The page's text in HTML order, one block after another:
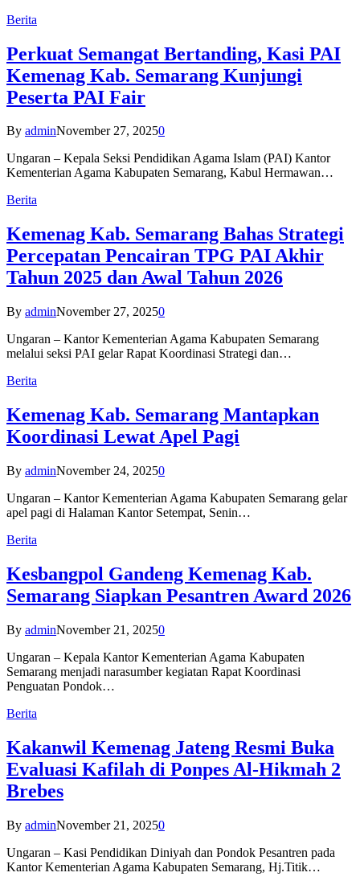
Berita
Perkuat Semangat Bertanding, Kasi PAI
Kemenag Kab. Semarang Kunjungi
Peserta PAI Fair
By adminNovember 27, 20250
Ungaran – Kepala Seksi Pendidikan Agama Islam (PAI) Kantor
Kementerian Agama Kabupaten Semarang, Kabul Hermawan…
Berita
Kemenag Kab. Semarang Bahas Strategi
Percepatan Pencairan TPG PAI Akhir
Tahun 2025 dan Awal Tahun 2026
By adminNovember 27, 20250
Ungaran – Kantor Kementerian Agama Kabupaten Semarang
melalui seksi PAI gelar Rapat Koordinasi Strategi dan…
Berita
Kemenag Kab. Semarang Mantapkan
Koordinasi Lewat Apel Pagi
By adminNovember 24, 20250
Ungaran – Kantor Kementerian Agama Kabupaten Semarang gelar
apel pagi di Halaman Kantor Setempat, Senin…
Berita
Kesbangpol Gandeng Kemenag Kab.
Semarang Siapkan Pesantren Award 2026
By adminNovember 21, 20250
Ungaran – Kepala Kantor Kementerian Agama Kabupaten
Semarang menjadi narasumber kegiatan Rapat Koordinasi
Penguatan Pondok…
Berita
Kakanwil Kemenag Jateng Resmi Buka
Evaluasi Kafilah di Ponpes Al-Hikmah 2
Brebes
By adminNovember 21, 20250
Ungaran – Kasi Pendidikan Diniyah dan Pondok Pesantren pada
Kantor Kementerian Agama Kabupaten Semarang, Hj.Titik…